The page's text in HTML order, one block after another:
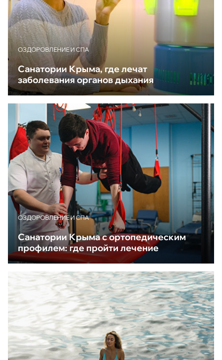
ОЗДОРОВЛЕНИЕ И СПА
Санатории Крыма, где лечат
заболевания органов дыхания
ОЗДОРОВЛЕНИЕ И СПА
Санатории Крыма с ортопедическим
профилем: где пройти лечение